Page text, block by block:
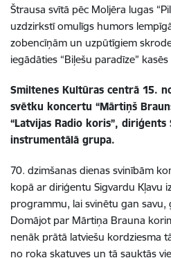
Štrausa svītā pēc Moljēra lugas
uzdzirkstī omulīgs humors
zobencīņām un uzpūtīgiem
iegādāties “Biļešu paradīze”
Smiltenes Kultūras centrā 15.
svētku koncertu “Mārtiņš
“Latvijas Radio koris”, diriģents
instrumentālā grupa.
70. dzimšanas dienas svinībām
kopā ar diriģentu Sigvardu Kļavu
programmu, lai svinētu gan savu,
Domājot par Mārtiņa Brauna
nenāk prātā latviešu kordziesma
no roka skatuves un tā sauktās